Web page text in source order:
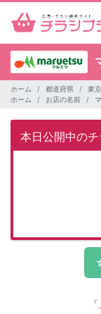
ホーム 都道府県 東
ホーム
お店の名前
本日公開中の
「